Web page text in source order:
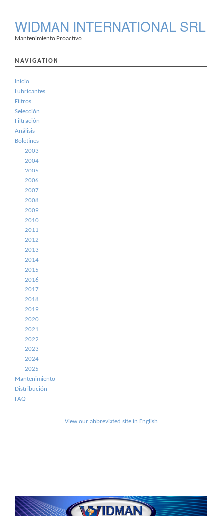
WIDMAN INTERNATIONAL SRL
Mantenimiento Proactivo
NAVIGATION
Inicio
Lubricantes
Filtros
Selección
Filtración
Análisis
Boletines
2003
2004
2005
2006
2007
2008
2009
2010
2011
2012
2013
2014
2015
2016
2017
2018
2019
2020
2021
2022
2023
2024
2025
Mantenimiento
Distribución
FAQ
View our abbreviated site in English